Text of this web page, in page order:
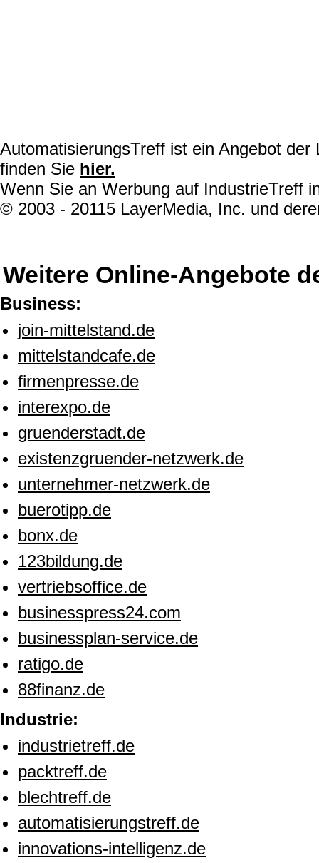
AutomatisierungsTreff ist ein Angebot
finden Sie hier.
Wenn Sie an Werbung auf IndustrieTreff
© 2003 - 20115 LayerMedia, Inc. und
Weitere Online-Angebote
Business:
join-mittelstand.de
mittelstandcafe.de
firmenpresse.de
interexpo.de
gruenderstadt.de
existenzgruender-netzwerk.de
unternehmer-netzwerk.de
buerotipp.de
bonx.de
123bildung.de
vertriebsoffice.de
businesspress24.com
businessplan-service.de
ratigo.de
88finanz.de
Industrie:
industrietreff.de
packtreff.de
blechtreff.de
automatisierungstreff.de
innovations-intelligenz.de